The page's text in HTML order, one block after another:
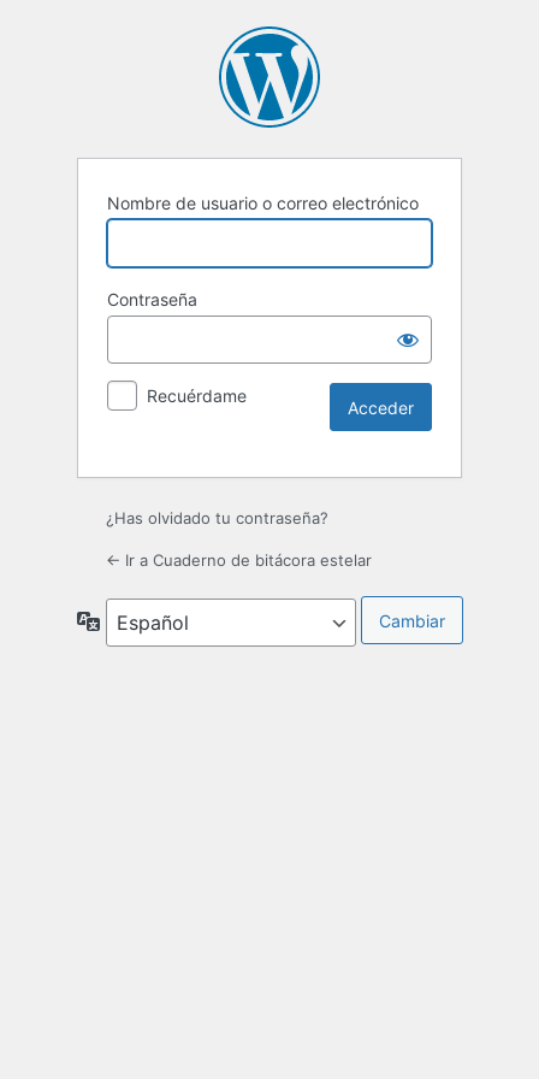
Nombre de usuario o correo electrónico
Contraseña
Recuérdame
¿Has olvidado tu contraseña?
← Ir a Cuaderno de bitácora estelar
Idioma